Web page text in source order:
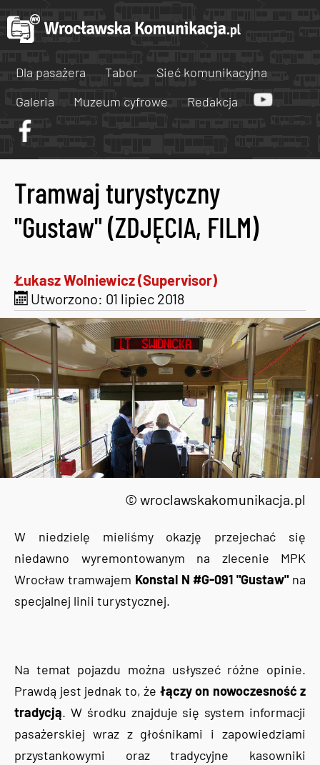
Dla pasażera Tabor
Sieć komunikacyjna
Galeria
Muzeum cyfrowe Redakcja
Tramwaj turystyczny
"Gustaw" (ZDJĘCIA, FILM)
Łukasz Wolniewicz (Supervisor)
Utworzono: 01 lipiec 2018
© wroclawskakomunikacja.pl
W niedzielę mieliśmy okazję przejechać się
niedawno wyremontowanym na zlecenie MPK
Wrocław tramwajem Konstal N #G-091 "Gustaw"na
specjalnej linii turystycznej.
Na temat pojazdu można usłyszeć różne opinie.
Prawdą jest jednak to, że łączy on nowoczesność z
tradycją. W środku znajduje się system informacji
pasażerskiej wraz z głośnikami i zapowiedziami
przystankowymi oraz tradycyjne kasowniki